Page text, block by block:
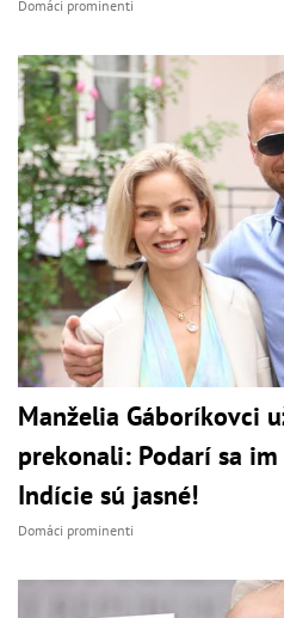
Domáci prominenti
Manželia Gáboríkovci
prekonali: Podarí sa im
Indície sú jasné!
Domáci prominenti